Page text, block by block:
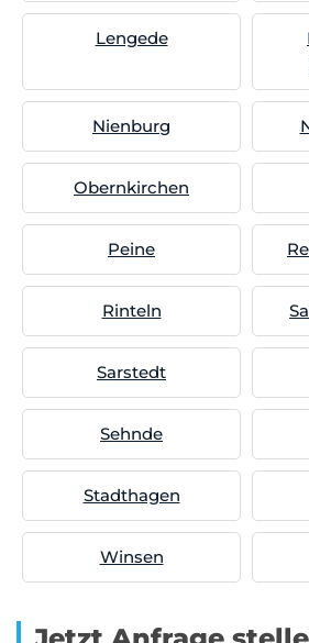
Lengede
Nienburg
Obernkirchen
Peine
Rinteln
Sarstedt
Sehnde
Stadthagen
Winsen